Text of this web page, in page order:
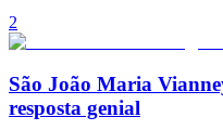
2
São João Maria
resposta genial